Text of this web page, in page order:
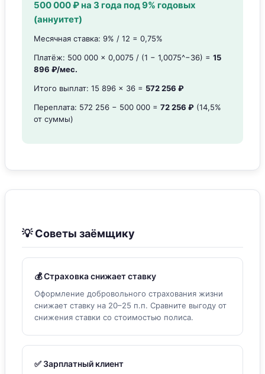
500 000 ₽ на 3 года под 9% годовых
(аннуитет)
Месячная ставка: 9% / 12 = 0,75%
Платёж: 500 000 × 0,0075 / (1 − 1,0075^−36) = 15
896 ₽/мес.
Итого выплат: 15 896 × 36 = 572 256 ₽
Переплата: 572 256 − 500 000 = 72 256 ₽ (14,5%
от суммы)
💡 Советы заёмщику
💰 Страховка снижает ставку
Оформление добровольного страхования жизни
снижает ставку на 20–25 п.п. Сравните выгоду от
снижения ставки со стоимостью полиса.
✅ Зарплатный клиент